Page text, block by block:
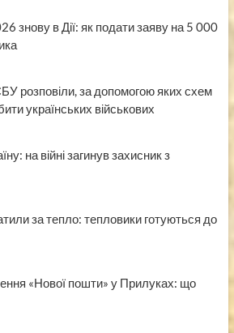
знову в Дії: як подати заяву на 5 000
розповіли, за допомогою яких схем
українських військових
на війні загинув захисник з
за тепло: тепловики готуються до
«Нової пошти» у Прилуках: що